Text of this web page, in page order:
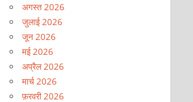
अगस्त 2026
जुलाई 2026
जून 2026
मई 2026
अप्रैल 2026
मार्च 2026
फ़रवरी 2026